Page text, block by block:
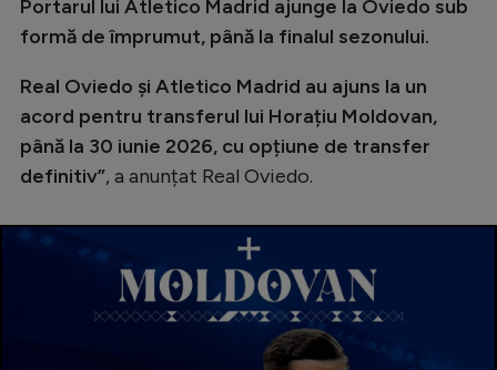
Handbal
Formula 1
Gimnastică
Auto
Rugby
Ciclism
Alte sporturi
Portarul lui Atletico Madrid ajunge la Oviedo sub
formă de împrumut, până la finalul sezonului.
Real Oviedo și Atletico Madrid au ajuns la un
acord pentru transferul lui Horațiu Moldovan,
până la 30 iunie 2026, cu opțiune de transfer
definitiv”, a anunțat Real Oviedo.